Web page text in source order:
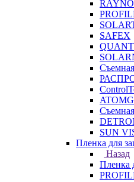
RAYNO
SAFEX
SUN
Пленка для
Назад
Пленка